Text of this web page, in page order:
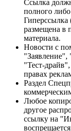
Ссылка
полного
Гиперссылка
размещена в
материала.
Новости с
"Тест-
правах
Раздел
Любое
другое
ссылку на